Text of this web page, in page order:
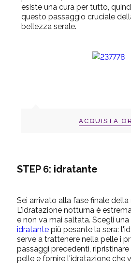
esiste una cura per tutto,
questo passaggio cruciale
bellezza serale.
ACQUISTA
STEP 6: idratante
Sei arrivato alla fase finale della
L'idratazione notturna è
e non va mai saltata. Scegli una
idratante più pesante la sera:
serve a trattenere nella pelle i
passaggi precedenti, ripristinare
pelle e fornire l'idratazione che